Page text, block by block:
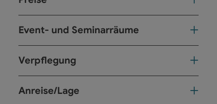
Event- und Seminarräume
Verpflegung
Anreise/Lage